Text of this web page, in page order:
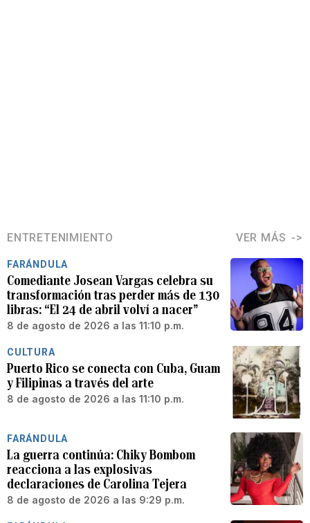
ENTRETENIMIENTO VER MÁS
FARÁNDULA
Comediante Josean Vargas celebra su
transformación tras perder más de 130
libras: “El 24 de abril volví a nacer”
8 de agosto de 2026 a las 11:10 p.m.
CULTURA
Puerto Rico se conecta con Cuba, Guam
y Filipinas a través del arte
8 de agosto de 2026 a las 11:10 p.m.
FARÁNDULA
La guerra continúa: Chiky Bombom
reacciona a las explosivas
declaraciones de Carolina Tejera
8 de agosto de 2026 a las 9:29 p.m.